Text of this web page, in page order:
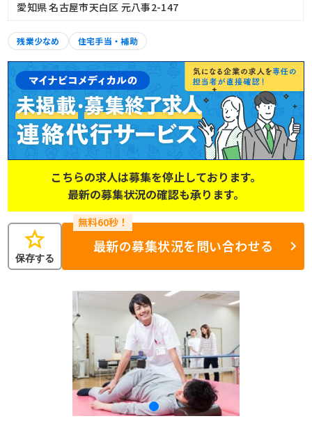
愛知県 名古屋市天白区 元八事2-147
残業少なめ 住宅手当・補助
こちらの求人は募集を停止しております。
最新の募集状況の確認も承ります。
star
保存する
最新の募集状況を問い合わせる